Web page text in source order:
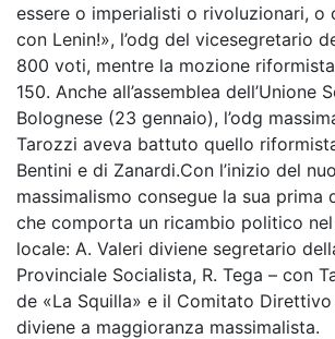
essere o imperialisti o rivoluzionari, o
con Lenin!», l’odg del vicesegretario
800 voti, mentre la mozione
150. Anche all’assemblea dell’Unione
Bolognese (23 gennaio), l’odg
Tarozzi aveva battuto quello
Bentini e di Zanardi.Con l’inizio del
massimalismo consegue la sua prima
che comporta un ricambio politico
locale: A. Valeri diviene segretario
Provinciale Socialista, R. Tega – con
de «La Squilla» e il Comitato Direttivo
diviene a maggioranza massimalista.